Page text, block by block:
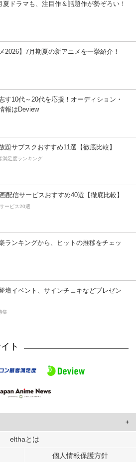
夏ドラマも、注目作＆話題作が勢ぞろい！
2026】7月期夏の新アニメを一挙紹介！
す10代～20代を応援！オーディション・
報はDeview
題サブスクおすすめ11選【徹底比較】
満足度ランキング
配信サービスおすすめ40選【徹底比較】
ービス20選
ランキングから、ヒットの推移をチェッ
壇イベント、サインチェキなどプレゼン
集
ト
て、ユーザーに合わせたコンテンツや広告の
elthaとは
個人情報保護方針